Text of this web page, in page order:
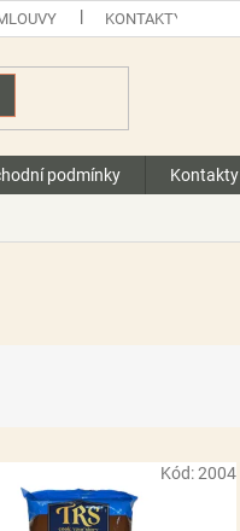
KONTAKTY
podmínky Kontakty
Kód:2004